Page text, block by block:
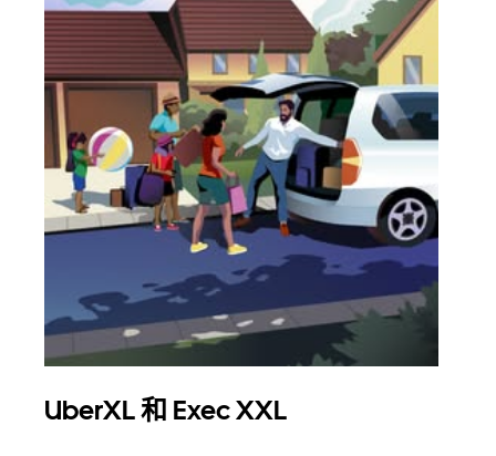
UberXL 和 Exec XXL